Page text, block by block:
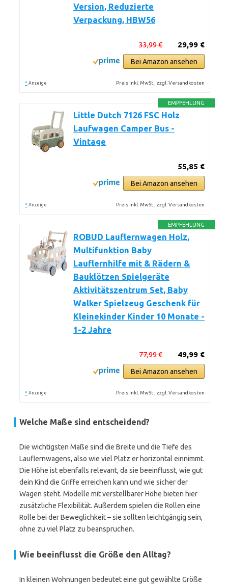
Version, Reduzierte
Verpackung, HBW56
29,99 €
33,99 €
Bei Amazon ansehen
* Anzeige Preis inkl. MwSt., zzgl. Versandkosten
EMPFEHLUNG
Little Dutch 7126 FSC Holz
Laufwagen Camper Bus -
Vintage
55,85 €
Bei Amazon ansehen
* Anzeige Preis inkl. MwSt., zzgl. Versandkosten
EMPFEHLUNG
ROBUD Lauflernwagen Holz,
Multifunktion Baby
Lauflernhilfe mit & Rädern &
Bauklötzen Spielgeräte
Aktivitätszentrum Set, Baby
Walker Spielzeug Geschenk für
Kleinekinder Kinder 10 Monate -
1-2 Jahre
49,99 €
77,99 €
Bei Amazon ansehen
* Anzeige Preis inkl. MwSt., zzgl. Versandkosten
Welche Maße sind entscheidend?
Die wichtigsten Maße sind die Breite und die Tiefe des
Lauflernwagens, also wie viel Platz er horizontal einnimmt.
Die Höhe ist ebenfalls relevant, da sie beeinflusst, wie gut
dein Kind die Griffe erreichen kann und wie sicher der
Wagen steht. Modelle mit verstellbarer Höhe bieten hier
zusätzliche Flexibilität. Außerdem spielen die Rollen eine
Rolle bei der Beweglichkeit – sie sollten leichtgängig sein,
ohne zu viel Platz zu beanspruchen.
Wie beeinflusst die Größe den Alltag?
In kleinen Wohnungen bedeutet eine gut gewählte Größe